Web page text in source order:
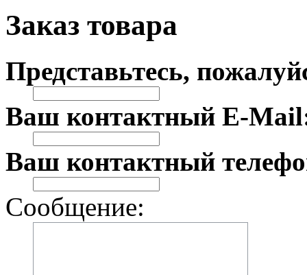
Заказ товара
Представьтесь,
Ваш контактный E-
Ваш контактный
Сообщение: